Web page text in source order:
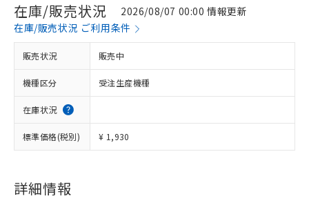
在庫/販売状況
2026/08/07 00:00 情報更新
在庫/販売状況 ご利用条件
販売状況 販売中
機種区分 受注生産機種
在庫状況
標準価格(税別) ¥ 1,930
詳細情報